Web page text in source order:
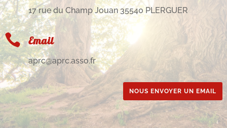
17 rue du Champ Jouan 35540 PLERGUER
 Email
aprc@aprc.asso.fr
NOUS ENVOYER UN EMAIL